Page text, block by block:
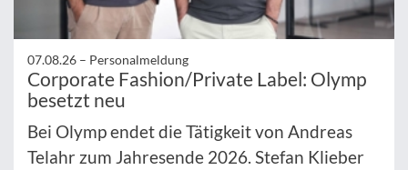
07.08.26 – Personalmeldung
Corporate Fashion/Private Label: Olymp
besetzt neu
Bei Olymp endet die Tätigkeit von Andreas
Telahr zum Jahresende 2026. Stefan Klieber